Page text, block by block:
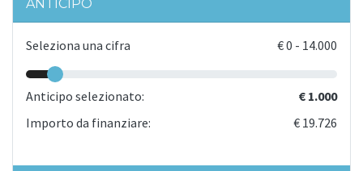
ANTICIPO
Seleziona una cifra €0 - 14.000
Anticipo selezionato:
€ 1.000
Importo da finanziare:
€ 19.726